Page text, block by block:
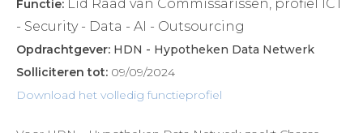
Functie: Lid Raad van Commissarissen, profiel ICT
- Security - Data - AI - Outsourcing
Opdrachtgever: HDN - Hypotheken Data Netwerk
Solliciteren tot: 09/09/2024
Download het volledig functieprofiel